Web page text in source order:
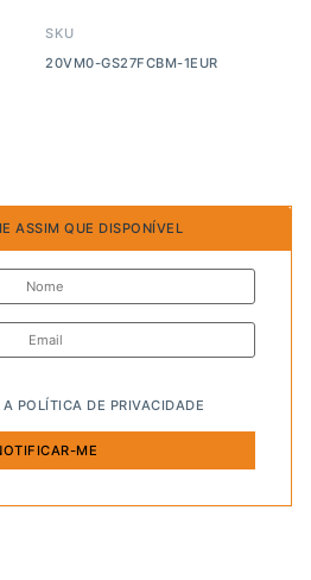
SKU
20VM0-GS27FCBM-1EUR
ASSIM QUE DISPONÍVEL
A POLÍTICA DE PRIVACIDADE